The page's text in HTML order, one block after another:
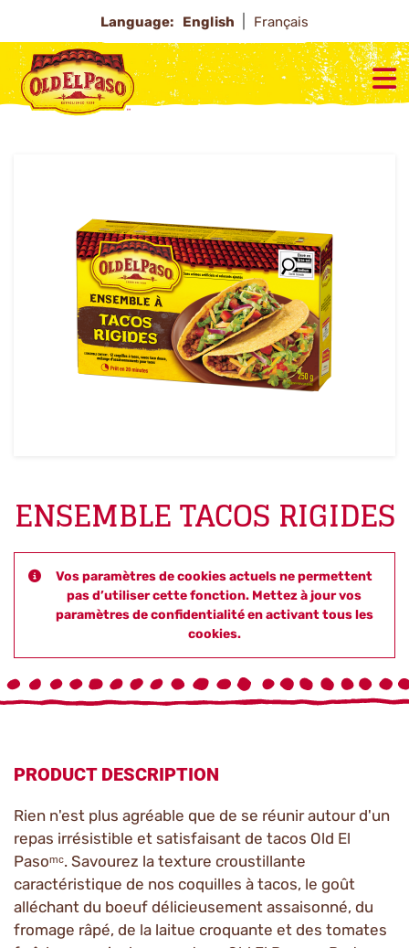
Language: English Français
ENSEMBLE TACOS RIGIDES
Vos paramètres de cookies actuels ne permettent
pas d’utiliser cette fonction. Mettez à jour vos
paramètres de confidentialité en activant tous les
cookies.
PRODUCT DESCRIPTION
Rien n'est plus agréable que de se réunir autour d'un
repas irrésistible et satisfaisant de tacos Old El
Pasoᵐᶜ. Savourez la texture croustillante
caractéristique de nos coquilles à tacos, le goût
alléchant du boeuf délicieusement assaisonné, du
fromage râpé, de la laitue croquante et des tomates